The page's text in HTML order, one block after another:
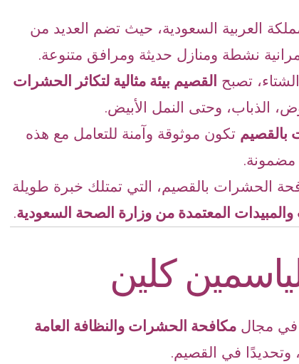
العربية السعودية، حيث تضم العديد من
نشطة ومنازل حديثة ومرافق متنوعة.
تصبح القصيم بيئة مثالية لتكاثر الحشرات
الذباب، وحتى النمل الأبيض.
تكون موثوقة وآمنة للتعامل مع هذه
الحشرات بالقصيم، التي تمتلك خبرة طويلة
والمبيدات المعتمدة من وزارة الصحة السعودية.
كلين
في مجالمكافحة الحشرات والنظافة العامة
في القصيم.